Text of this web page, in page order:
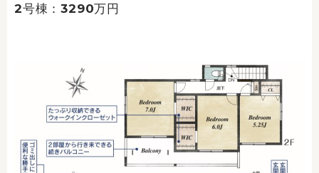
2号棟：3290万円